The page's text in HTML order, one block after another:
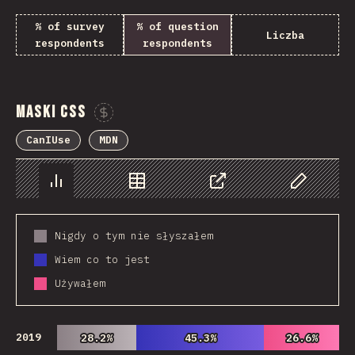
% of survey
respondents
% of question
respondents
Liczba
Maski CSS
CanIUse MDN
Chart Data Share Customize
Nigdy o tym nie słyszałem
Wiem co to jest
Używałem
2019 28.2%
28.2% 45.3%
45.3% 26.6%
26.6%